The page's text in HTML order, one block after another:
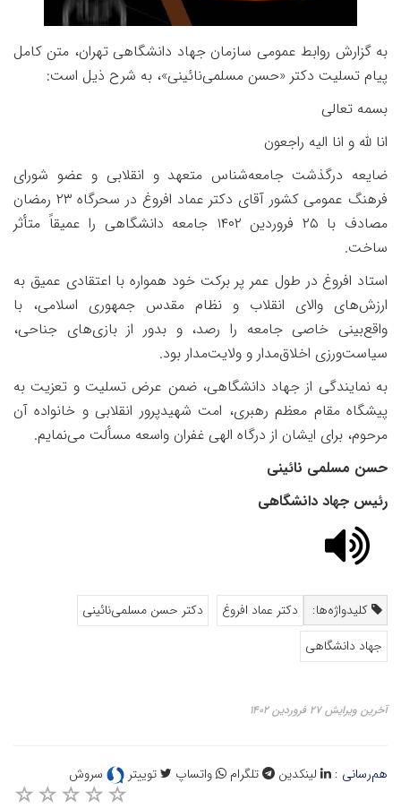
به گزارش روابط عمومی سازمان جهاد دانشگاهی تهران، متن کامل
پیام تسلیت دکتر «حسن مسلمی‌نائینی»، به شرح ذیل است:
بسمه تعالی
انا لله و انا الیه راجعون
ضایعه درگذشت جامعه‌شناس متعهد و انقلابی و عضو شورای
فرهنگ عمومی کشور آقای دکتر عماد افروغ در سحرگاه ۲۳ رمضان
مصادف با ۲۵ فروردین ۱۴۰۲ جامعه دانشگاهی را عمیقاً متأثر
ساخت.
استاد افروغ در طول عمر پر برکت خود همواره با اعتقادی عمیق به
ارزش‌های والای انقلاب و نظام مقدس جمهوری اسلامی، با
واقع‌بینی خاصی جامعه را رصد، و بدور از بازی‌های جناحی،
سیاست‌ورزی اخلاق‌مدار و ولایت‌مدار بود.
به نمایندگی از جهاد دانشگاهی، ضمن عرض تسلیت و تعزیت به
پیشگاه مقام معظم رهبری، امت شهیدپرور انقلابی و خانواده آن
مرحوم، برای ایشان از درگاه الهی غفران واسعه مسألت می‌نمایم.
حسن مسلمی نائینی
رئیس جهاد دانشگاهی
کلیدواژه‌ها: دکتر عماد افروغ
دکتر حسن مسلمی‌نائینی
جهاد دانشگاهی
آخرین ویرایش ۲۷ فروردین ۱۴۰۲
هم‌رسانی : لینکدین تلگرام واتساپ توییتر سروش